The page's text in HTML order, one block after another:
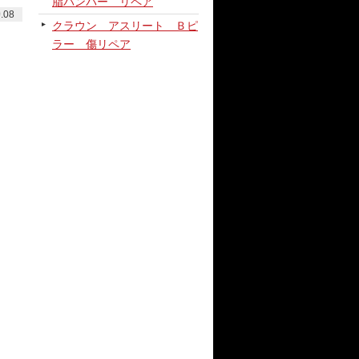
クラウン アスリート Ｂピ
ラー 傷リペア